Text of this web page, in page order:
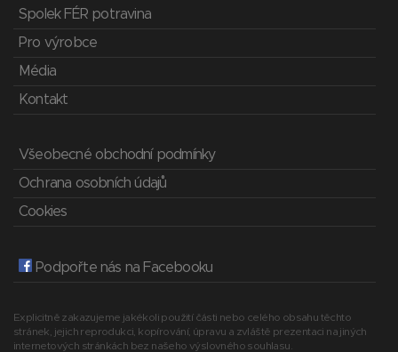
Spolek FÉR potravina
Pro výrobce
Média
Kontakt
Všeobecné obchodní podmínky
Ochrana osobních údajů
Cookies
Podpořte nás na Facebooku
Explicitně zakazujeme jakékoli použití části nebo celého obsahu těchto
stránek, jejich reprodukci, kopírování, úpravu a zvláště prezentaci na jiných
internetových stránkách bez našeho výslovného souhlasu.